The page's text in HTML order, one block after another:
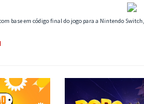
base em código final do jogo para a Nintendo